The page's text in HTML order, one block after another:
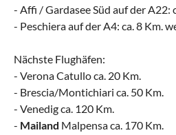
- Affi / Gardasee Süd auf der A22:
- Peschiera auf der A4: ca. 8 Km.
Nächste Flughäfen:
- Verona Catullo ca. 20 Km.
- Brescia/Montichiari ca. 50 Km.
- Venedig ca. 120 Km.
- Mailand Malpensa ca. 170 Km.